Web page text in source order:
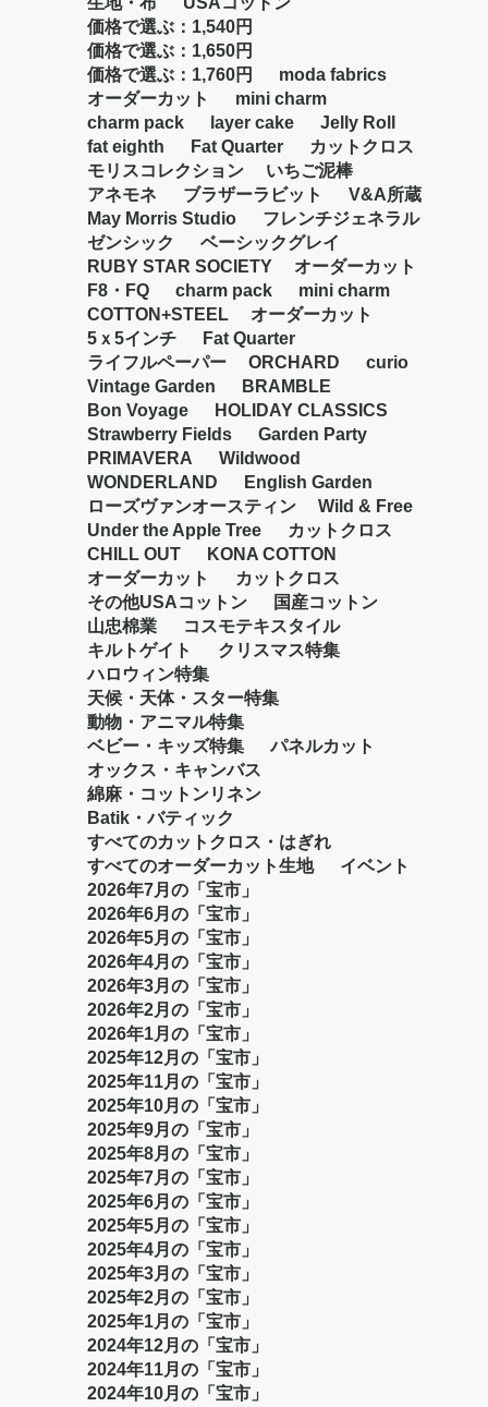
お買い物を続ける カートへ進む
価格で選ぶ：1,540円
価格で選ぶ：1,650円
価格で選ぶ：1,760円
moda fabrics
オーダーカット
mini charm
charm pack
layer cake
Jelly Roll
fat eighth
Fat Quarter
カットクロス
モリスコレクション
いちご泥棒
アネモネ
ブラザーラビット
V&A所蔵
May Morris Studio
フレンチジェネラル
ゼンシック
ベーシックグレイ
RUBY STAR SOCIETY
オーダーカット
F8・FQ
charm pack
mini charm
COTTON+STEEL
オーダーカット
5ｘ5インチ
Fat Quarter
ライフルペーパー
ORCHARD
curio
Vintage Garden
BRAMBLE
Bon Voyage
HOLIDAY CLASSICS
Strawberry Fields
Garden Party
PRIMAVERA
Wildwood
WONDERLAND
English Garden
ローズヴァンオースティン
Wild & Free
Under the Apple Tree
カットクロス
CHILL OUT
KONA COTTON
オーダーカット
カットクロス
その他USAコットン
国産コットン
山忠棉業
コスモテキスタイル
キルトゲイト
クリスマス特集
ハロウィン特集
天候・天体・スター特集
動物・アニマル特集
ベビー・キッズ特集
パネルカット
オックス・キャンバス
綿麻・コットンリネン
Batik・バティック
すべてのカットクロス・はぎれ
すべてのオーダーカット生地
イベント
2026年7月の「宝市」
2026年6月の「宝市」
2026年5月の「宝市」
2026年4月の「宝市」
2026年3月の「宝市」
2026年2月の「宝市」
2026年1月の「宝市」
2025年12月の「宝市」
2025年11月の「宝市」
2025年10月の「宝市」
2025年9月の「宝市」
2025年8月の「宝市」
2025年7月の「宝市」
2025年6月の「宝市」
2025年5月の「宝市」
2025年4月の「宝市」
2025年3月の「宝市」
2025年2月の「宝市」
2025年1月の「宝市」
2024年12月の「宝市」
2024年11月の「宝市」
2024年10月の「宝市」